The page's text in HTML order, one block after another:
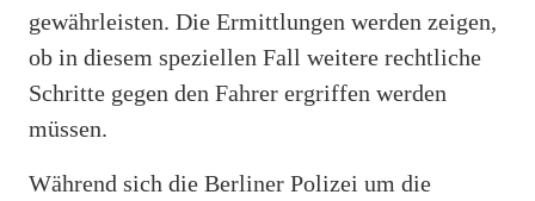
gewährleisten. Die Ermittlungen werden zeigen,
ob in diesem speziellen Fall weitere rechtliche
Schritte gegen den Fahrer ergriffen werden
müssen.
Während sich die Berliner Polizei um die